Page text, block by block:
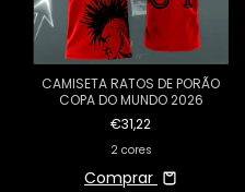
CAMISETA RATOS DE PORÃO
COPA DO MUNDO 2026
€31,22
2 cores
Comprar